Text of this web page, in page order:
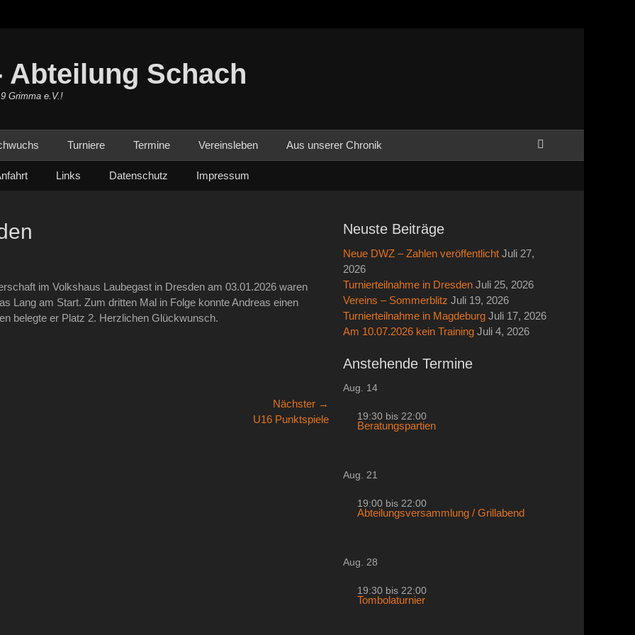
Abteilung Schach
Grimma e.V.!
Turniere Termine Vereinsleben Aus unserer Chronik
Links Datenschutz Impressum
im Volkshaus Laubegast in Dresden am 03.01.2026 waren
Lang am Start. Zum dritten Mal in Folge konnte Andreas einen
belegte er Platz 2. Herzlichen Glückwunsch.
Nächster →
U16 Punktspiele
Neuste Beiträge
Neue DWZ – Zahlen veröffentlicht Juli 27,
2026
Turnierteilnahme in Dresden Juli 25, 2026
Vereins – Sommerblitz Juli 19, 2026
Turnierteilnahme in Magdeburg Juli 17, 2026
Am 10.07.2026 kein Training Juli 4, 2026
Anstehende Termine
Aug. 14
19:30 bis 22:00
Beratungspartien
Aug. 21
19:00 bis 22:00
Abteilungsversammlung / Grillabend
Aug. 28
19:30 bis 22:00
Tombolaturnier